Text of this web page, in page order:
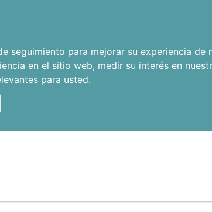
seguimiento para mejorar su experiencia de
en el sitio web, medir su interés en
para usted.